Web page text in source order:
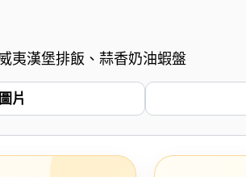
夷漢堡排飯、蒜香奶油蝦盤
片